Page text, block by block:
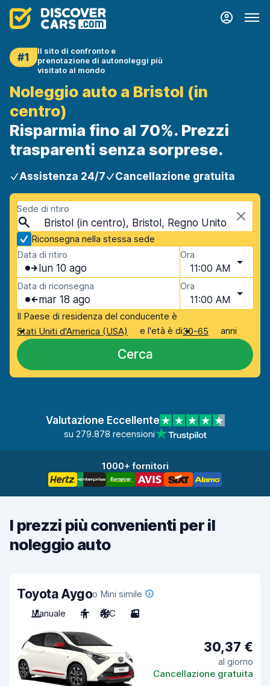
#1
Il sito di confronto e
prenotazione di autonoleggi più
visitato al mondo
Noleggio auto a Bristol (in
centro)
Risparmia fino al 70%. Prezzi
trasparenti senza sorprese.
Assistenza 24/7 Cancellazione gratuita
Sede di ritiro
Bristol (in centro), Bristol, Regno Unito
Riconsegna nella stessa sede
Data di ritiro
lun 10 ago
Ora
11:00 AM
Data di riconsegna
mar 18 ago
Ora
11:00 AM
Il Paese di residenza del conducente è
Stati Uniti d'America (USA)
e l'età è di30-65 anni
Cerca
Valutazione Eccellente
su 279.878 recensioni
1000+ fornitori
I prezzi più convenienti per il
noleggio auto
Toyota Aygoo Mini simile
Manuale
4 A/C 3
30,37 €
al giorno
Cancellazione gratuita